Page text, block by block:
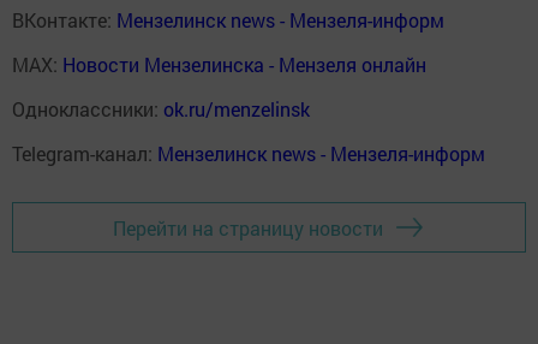
ВКонтакте: Мензелинск news - Мензеля-информ
MAX: Новости Мензелинска - Мензеля онлайн
Одноклассники: ok.ru/menzelinsk
Telegram-канал: Мензелинск news - Мензеля-информ
Перейти на страницу новости